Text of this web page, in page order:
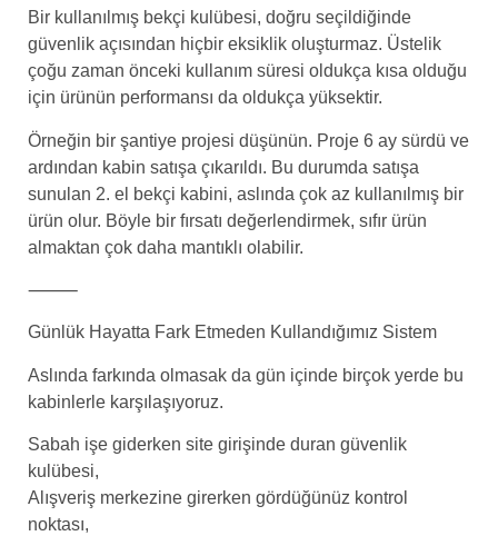
Bir kullanılmış bekçi kulübesi, doğru seçildiğinde
güvenlik açısından hiçbir eksiklik oluşturmaz. Üstelik
çoğu zaman önceki kullanım süresi oldukça kısa olduğu
için ürünün performansı da oldukça yüksektir.
Örneğin bir şantiye projesi düşünün. Proje 6 ay sürdü ve
ardından kabin satışa çıkarıldı. Bu durumda satışa
sunulan 2. el bekçi kabini, aslında çok az kullanılmış bir
ürün olur. Böyle bir fırsatı değerlendirmek, sıfır ürün
almaktan çok daha mantıklı olabilir.
⸻
Günlük Hayatta Fark Etmeden Kullandığımız Sistem
Aslında farkında olmasak da gün içinde birçok yerde bu
kabinlerle karşılaşıyoruz.
Sabah işe giderken site girişinde duran güvenlik
kulübesi,
Alışveriş merkezine girerken gördüğünüz kontrol
noktası,